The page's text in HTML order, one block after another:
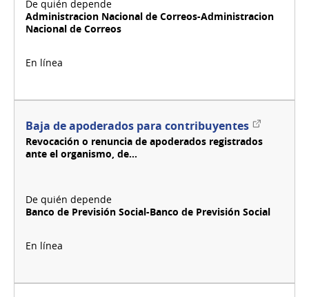
Administracion Nacional de Correos-Administracion
Nacional de Correos
Baja de apoderados para contribuyentesEnlace
externo
Revocación o renuncia de apoderados registrados
ante el organismo, de...
Banco de Previsión Social-Banco de Previsión Social